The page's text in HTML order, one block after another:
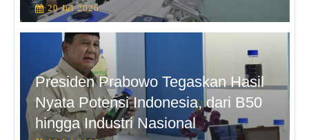
20 Jul 2026
Presiden Prabowo Tegaskan Hasil
Nyata Potensi Indonesia, dari B50
hingga Industri Nasional